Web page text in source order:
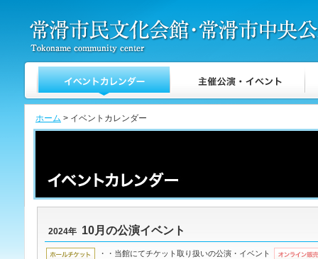
ホーム > イベントカレンダー
2024年 10月の公演イベント
・・当館にてチケット取り扱いの公演・イベント